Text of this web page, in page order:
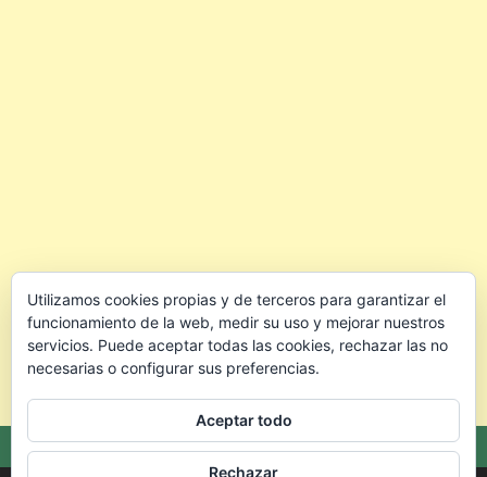
Utilizamos cookies propias y de terceros para garantizar el
funcionamiento de la web, medir su uso y mejorar nuestros
servicios. Puede aceptar todas las cookies, rechazar las no
necesarias o configurar sus preferencias.
Aceptar todo
Rechazar